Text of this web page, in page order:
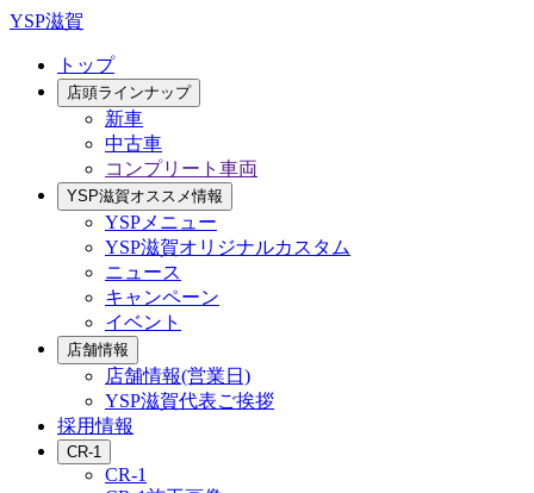
YSP滋賀
トップ
店頭ラインナップ
新車
中古車
コンプリート車両
YSP滋賀オススメ情報
YSPメニュー
YSP滋賀オリジナルカスタム
ニュース
キャンペーン
イベント
店舗情報
店舗情報(営業日)
YSP滋賀代表ご挨拶
採用情報
CR-1
CR-1